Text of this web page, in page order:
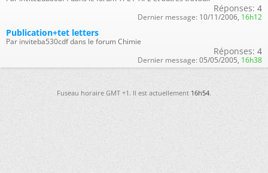
Réponses: 4
Dernier message: 10/11/2006, 16h12
Publication+tet letters
Par inviteba530cdf dans le forum Chimie
Réponses: 4
Dernier message: 05/05/2005, 16h38
Fuseau horaire GMT +1. Il est actuellement16h54.